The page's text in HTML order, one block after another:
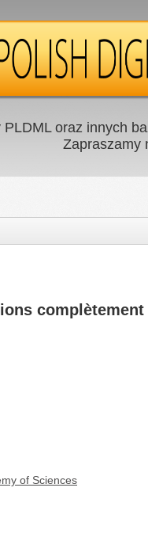
PLDML oraz innych
Zapraszamy
of Sciences